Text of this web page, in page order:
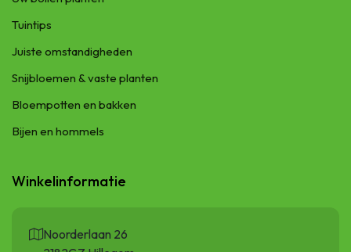
Tuintips
Juiste omstandigheden
Snijbloemen & vaste planten
Bloempotten en bakken
Bijen en hommels
Winkelinformatie
Noorderlaan 26